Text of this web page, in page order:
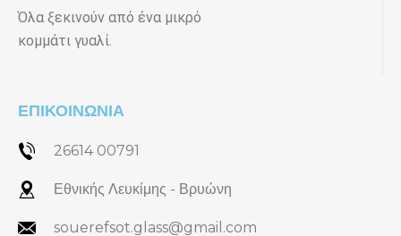
Όλα ξεκινούν από ένα μικρό
κομμάτι γυαλί.
ΕΠΙΚΟΙΝΩΝΙΑ
26614 00791
Εθνικής Λευκίμης - Βρυώνη
souerefsot.glass@gmail.com